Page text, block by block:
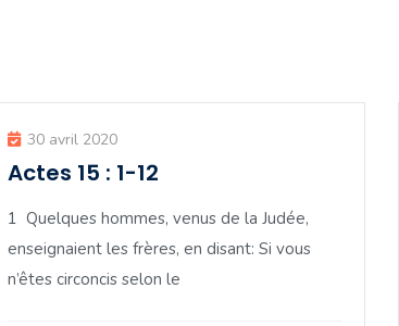
30 avril 2020
Actes 15 : 1-12
1 Quelques hommes, venus de la Judée,
enseignaient les frères, en disant: Si vous
n’êtes circoncis selon le